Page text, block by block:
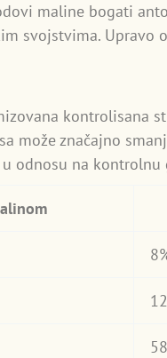
maline bogati
svojstvima. Upravo
kontrolisana
može značajno
odnosu na kontrolnu